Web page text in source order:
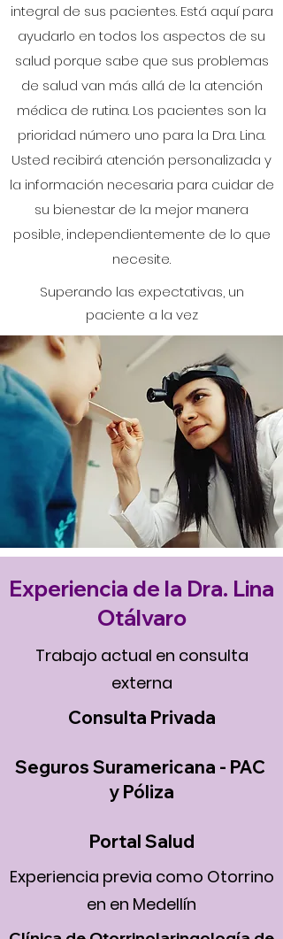
integral de sus pacientes. Está aquí para
ayudarlo en todos los aspectos de su
salud porque sabe que sus problemas
de salud van más allá de la atención
médica de rutina. Los pacientes son la
prioridad número uno para la Dra. Lina.
Usted recibirá atención personalizada y
la información necesaria para cuidar de
su bienestar de la mejor manera
posible, independientemente de lo que
necesite.
Superando las expectativas, un
paciente a la vez
Experiencia de la Dra. Lina
Otálvaro
Trabajo actual en consulta
externa
Consulta Privada
Seguros Suramericana - PAC
y Póliza
Portal Salud
Experiencia previa como Otorrino
en en Medellín